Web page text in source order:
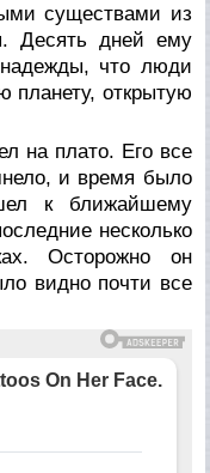
существами из
Десять дней ему
что люди
планету, открытую
на плато. Его все
и время было
к ближайшему
несколько
Осторожно он
видно почти все